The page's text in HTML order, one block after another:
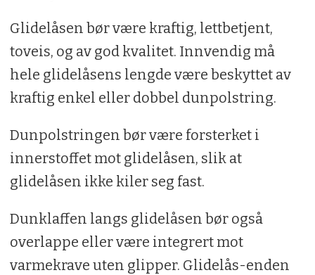
Glidelåsen bør være kraftig, lettbetjent,
toveis, og av god kvalitet. Innvendig må
hele glidelåsens lengde være beskyttet av
kraftig enkel eller dobbel dunpolstring.
Dunpolstringen bør være forsterket i
innerstoffet mot glidelåsen, slik at
glidelåsen ikke kiler seg fast.
Dunklaffen langs glidelåsen bør også
overlappe eller være integrert mot
varmekrave uten glipper. Glidelås-enden